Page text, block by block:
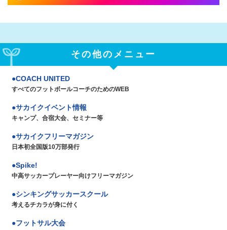
その他のメニュー
COACH UNITED
すべてのフットボールコーチのためのWEB
サカイクイベント情報
キャンプ、合宿大会、セミナー等
サカイクフリーマガジン
日本初全国版10万部発行
Spike!
中高サッカープレーヤー向けフリーマガジン
シンキングサッカースクール
考えるチカラが身に付く
フットサル大会